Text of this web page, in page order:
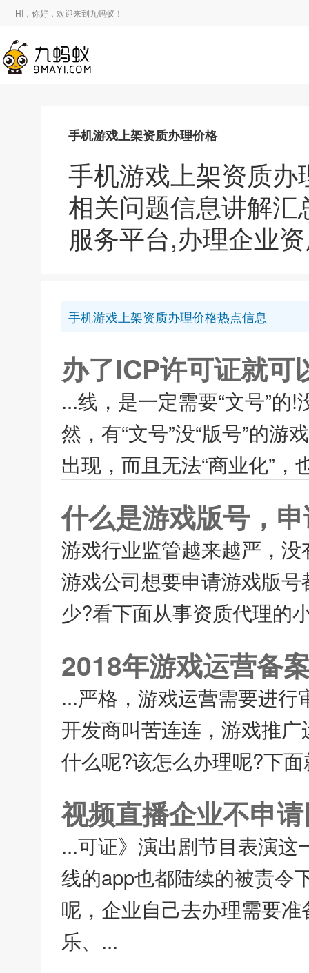
HI，你好，欢迎来到九蚂蚁！
手机游戏上架资质办理价格
手机游戏上架资质
相关问题信息讲解
服务平台,办理企业
手机游戏上架资质办理价格热点信息
办了ICP许可证就可
...线，是一定需要“文号”的!
然，有“文号”没“版号”的游
出现，而且无法“商业化”，
什么是游戏版号，
游戏行业监管越来越严，
游戏公司想要申请游戏版
少?看下面从事资质代理的
2018年游戏运营备
...严格，游戏运营需要进
开发商叫苦连连，游戏推
什么呢?该怎么办理呢?下
视频直播企业不申
...可证》演出剧节目表演
线的app也都陆续的被责令
呢，企业自己去办理需要
乐、...